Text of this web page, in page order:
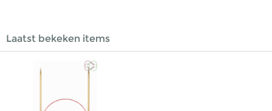
Laatst bekeken items